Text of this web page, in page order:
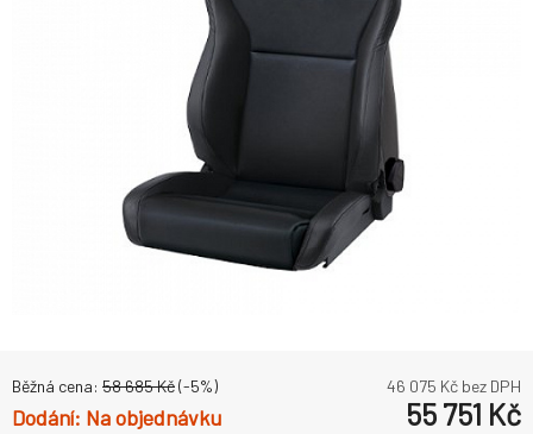
Běžná cena: 58 685Kč(-5%) 46 075 Kč bez DPH
Na objednávku 55 751 Kč